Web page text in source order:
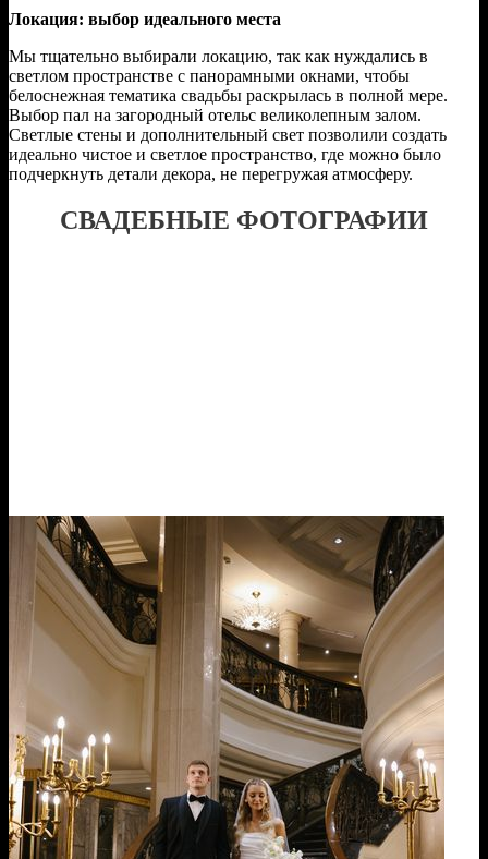
Локация: выбор идеального места
Мы тщательно выбирали локацию, так как нуждались в
светлом пространстве с панорамными окнами, чтобы
белоснежная тематика свадьбы раскрылась в полной мере.
Выбор пал на загородный отельс великолепным залом.
Светлые стены и дополнительный свет позволили создать
идеально чистое и светлое пространство, где можно было
подчеркнуть детали декора, не перегружая атмосферу.
СВАДЕБНЫЕ ФОТОГРАФИИ